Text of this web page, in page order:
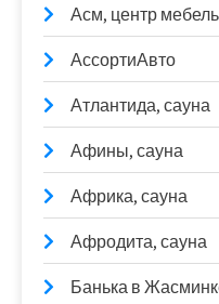
Асм, центр
АссортиАвто
Атлантида, сауна
Афины, сауна
Африка, сауна
Афродита, сауна
Банька в